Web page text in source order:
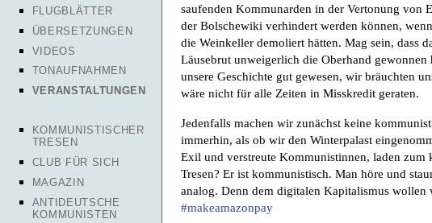
FLUGBLÄTTER
ÜBERSETZUNGEN
VIDEOS
TONAUFNAHMEN
VERANSTALTUNGEN
KOMMUNISTISCHER
TRESEN
CLUB FÜR SICH
MAGAZIN
ANTIDEUTSCHE
KOMMUNISTEN
saufenden Kommunarden in der Vertonung von
der Bolschewiki verhindert werden können,
die Weinkeller demoliert hätten. Mag sein, dass
Läusebrut unweigerlich die Oberhand
unsere Geschichte gut gewesen, wir bräuchten
wäre nicht für alle Zeiten in Misskredit geraten.
Jedenfalls machen wir zunächst keine
immerhin, als ob wir den Winterpalast
Exil und verstreute Kommunistinnen, laden zum
Tresen? Er ist kommunistisch. Man höre und
analog. Denn dem digitalen Kapitalismus wollen
#makeamazonpay